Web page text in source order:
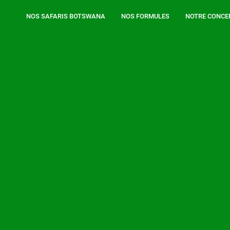
NOS SAFARIS BOTSWANA NOS FORMULES NOTRE